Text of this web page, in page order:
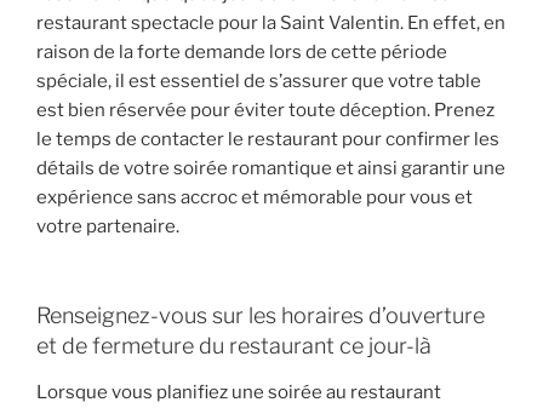
restaurant spectacle pour la Saint Valentin. En effet, en
raison de la forte demande lors de cette période
spéciale, il est essentiel de s’assurer que votre table
est bien réservée pour éviter toute déception. Prenez
le temps de contacter le restaurant pour confirmer les
détails de votre soirée romantique et ainsi garantir une
expérience sans accroc et mémorable pour vous et
votre partenaire.
Renseignez-vous sur les horaires d’ouverture
et de fermeture du restaurant ce jour-là
Lorsque vous planifiez une soirée au restaurant